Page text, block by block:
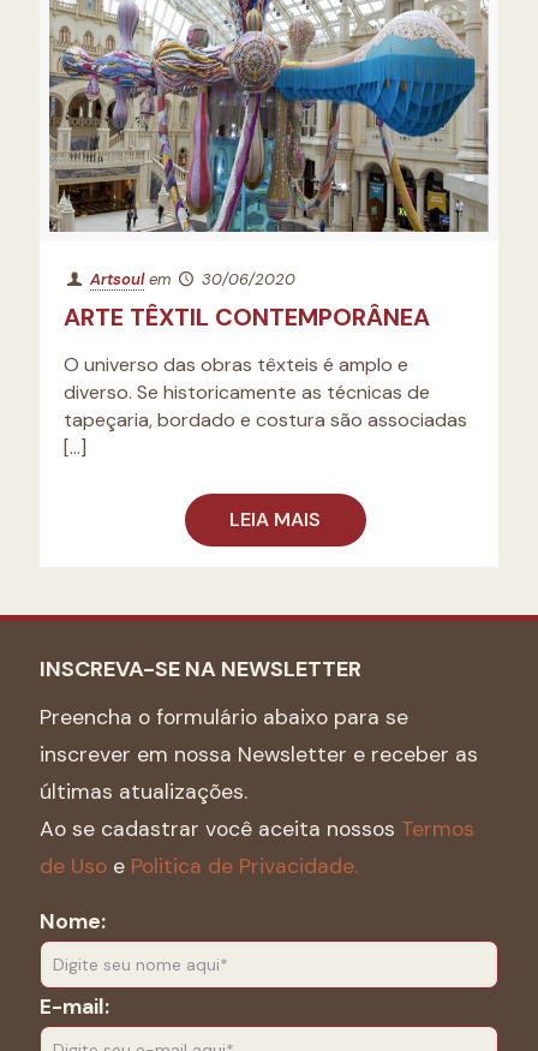
Artsoul em 30/06/2020
ARTE TÊXTIL CONTEMPORÂNEA
O universo das obras têxteis é amplo e
diverso. Se historicamente as técnicas de
tapeçaria, bordado e costura são associadas
[…]
LEIA MAIS
INSCREVA-SE NA NEWSLETTER
Preencha o formulário abaixo para se
inscrever em nossa Newsletter e receber as
últimas atualizações.
Ao se cadastrar você aceita nossos Termos
de Uso e Politica de Privacidade.
Nome:
E-mail: